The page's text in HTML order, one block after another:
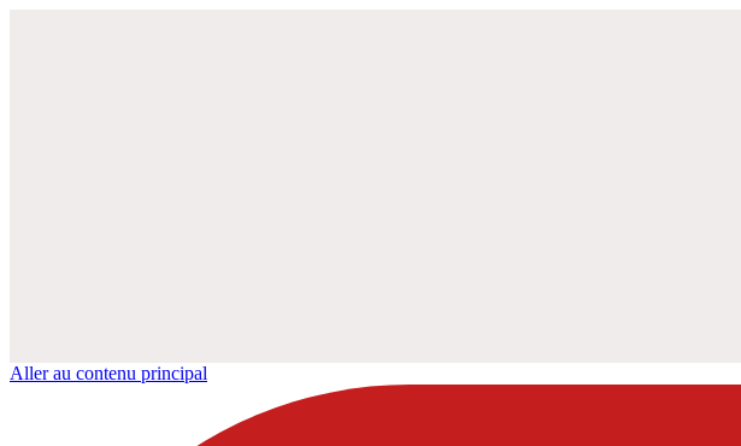
Aller au contenu principal